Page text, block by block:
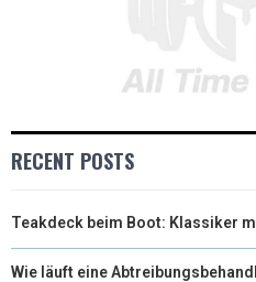
)
RECENT POSTS
Teakdeck beim Boot: Klassiker
Wie läuft eine